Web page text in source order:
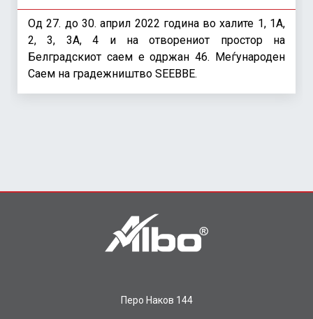
Од 27. до 30. април 2022 година во халите 1, 1A,
2, 3, 3A, 4 и на отворениот простор на
Белградскиот саем е одржан 46. Меѓународен
Саем на градежништво SEEBBE.
Перо Наков 144